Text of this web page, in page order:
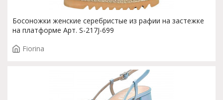
Босоножки женские серебристые из рафии на застежке
на платформе Арт. S-217J-699
Fiorina